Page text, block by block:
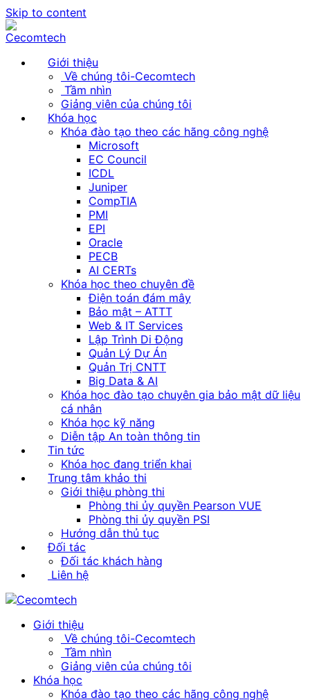
Skip to content
Giới thiệu
Về chúng tôi-Cecomtech
Tầm nhìn
Giảng viên của chúng tôi
Khóa học
Khóa đào tạo theo các hãng công nghệ
Microsoft
EC Council
ICDL
Juniper
CompTIA
PMI
EPI
Oracle
PECB
AI CERTs
Khóa học theo chuyên đề
Điện toán đám mây
Bảo mật – ATTT
Web & IT Services
Lập Trình Di Động
Quản Lý Dự Án
Quản Trị CNTT
Big Data & AI
Khóa học đào tạo chuyên gia bảo mật dữ liệu
cá nhân
Khóa học kỹ năng
Diễn tập An toàn thông tin
Tin tức
Khóa học đang triển khai
Trung tâm khảo thi
Giới thiệu phòng thi
Phòng thi ủy quyền Pearson VUE
Phòng thi ủy quyền PSI
Hướng dẫn thủ tục
Đối tác
Đối tác khách hàng
Liên hệ
Giới thiệu
Về chúng tôi-Cecomtech
Tầm nhìn
Giảng viên của chúng tôi
Khóa học
Khóa đào tạo theo các hãng công nghệ